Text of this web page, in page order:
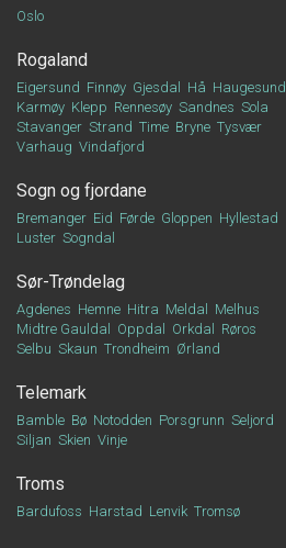
Oslo
Rogaland
Eigersund Finnøy Gjesdal Hå Haugesund
Karmøy Klepp Rennesøy Sandnes Sola
Stavanger Strand Time Bryne Tysvær
Varhaug Vindafjord
Sogn og fjordane
Bremanger Eid Førde Gloppen Hyllestad
Luster Sogndal
Sør-Trøndelag
Agdenes Hemne Hitra Meldal
Melhus
Midtre Gauldal
Oppdal Orkdal
Røros
Selbu Skaun Trondheim Ørland
Telemark
Bamble Bø Notodden Porsgrunn Seljord
Siljan Skien Vinje
Troms
Bardufoss Harstad Lenvik Tromsø